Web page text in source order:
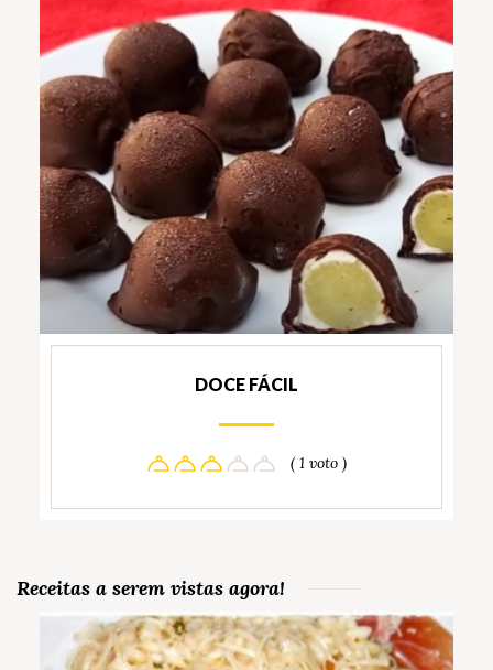
DOCE FÁCIL
( 1 voto )
Receitas a serem vistas agora!